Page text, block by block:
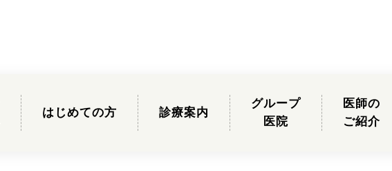
はじめての方 診療案内
グループ
医院
医師の
ご紹介